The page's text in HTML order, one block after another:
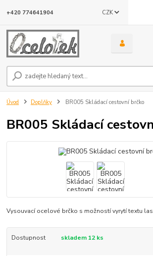
CZK
+420 774641904
Úvod Doplňky BR005 Skládací cestovní brčko
BR005 Skládací
Vysouvací ocelové brčko s možností vyrytí textu
Dostupnost skladem 12 ks